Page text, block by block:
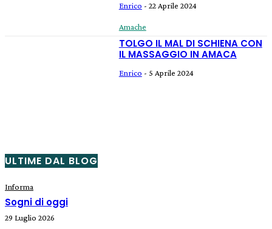
Enrico - 22 Aprile 2024
Amache
TOLGO IL MAL DI SCHIENA CON
IL MASSAGGIO IN AMACA
Enrico - 5 Aprile 2024
ULTIME DAL BLOG
Informa
Sogni di oggi
29 Luglio 2026